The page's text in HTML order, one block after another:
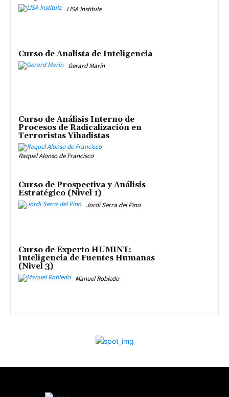
LISA Institute
Curso de Analista de Inteligencia
Gerard Marín
Curso de Análisis Interno de
Procesos de Radicalización en
Terroristas Yihadistas
Raquel Alonso de Francisco
Curso de Prospectiva y Análisis
Estratégico (Nivel 1)
Jordi Serra del Pino
Curso de Experto HUMINT:
Inteligencia de Fuentes Humanas
(Nivel 3)
Manuel Robledo